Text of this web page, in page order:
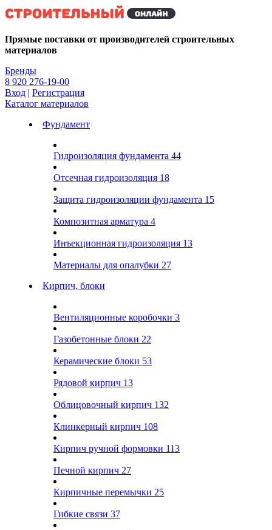
Kg
Прямые поставки от производителей строительных
материалов
Бренды
8 920 276-19-00
Вход | Регистрация
Каталог материалов
Фундамент
Гидроизоляция фундамента 44
Отсечная гидроизоляция 18
Защита гидроизоляции фундамента 15
Композитная арматура 4
Инъекционная гидроизоляция 13
Материалы для опалубки 27
Кирпич, блоки
Вентиляционные коробочки 3
Газобетонные блоки 22
Керамические блоки 53
Рядовой кирпич 13
Облицовочный кирпич 132
Клинкерный кирпич 108
Кирпич ручной формовки 113
Печной кирпич 27
Кирпичные перемычки 25
Гибкие связи 37